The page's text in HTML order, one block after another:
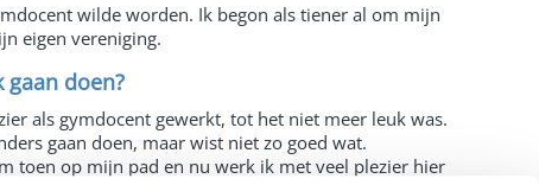
wilde worden. Ik begon als tiener al om mijn
eigen vereniging.
doen?
als gymdocent gewerkt, tot het niet meer leuk was.
gaan doen, maar wist niet zo goed wat.
toen op mijn pad en nu werk ik met veel plezier hier